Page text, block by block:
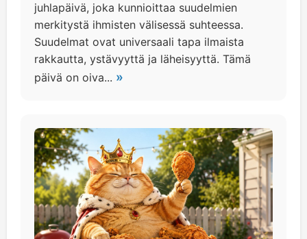
juhlapäivä, joka kunnioittaa suudelmien
merkitystä ihmisten välisessä suhteessa.
Suudelmat ovat universaali tapa ilmaista
rakkautta, ystävyyttä ja läheisyyttä. Tämä
päivä on oiva... »